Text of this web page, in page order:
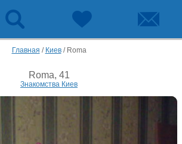
Главная / Киев/ Roma
Roma, 41
Знакомства Киев